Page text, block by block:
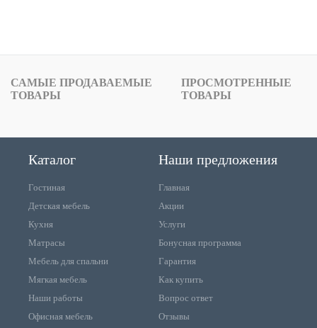
САМЫЕ ПРОДАВАЕМЫЕ
ТОВАРЫ
ПРОСМОТРЕННЫЕ
ТОВАРЫ
Каталог
Гостиная
Детская мебель
Кухня
Матрасы
Мебель для спальни
Мягкая мебель
Наши работы
Офисная мебель
Наши предложения
Главная
Акции
Услуги
Бонусная программа
Гарантия
Как купить
Вопрос ответ
Отзывы